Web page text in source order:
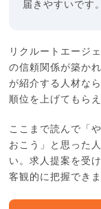
届きやすいです。
リクルートエージ
の信頼関係が築か
が紹介する人材な
順位を上げてもらえ
ここまで読んで「
おこう」と思った
い。求人提案を受
客観的に把握できま